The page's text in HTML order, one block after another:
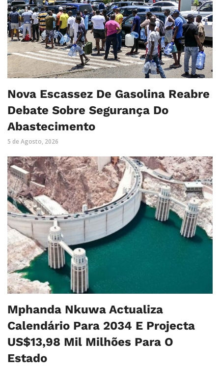
Nova Escassez De Gasolina Reabre
Debate Sobre Segurança Do
Abastecimento
5 de Agosto, 2026
Mphanda Nkuwa Actualiza
Calendário Para 2034 E Projecta
US$13,98 Mil Milhões Para O
Estado